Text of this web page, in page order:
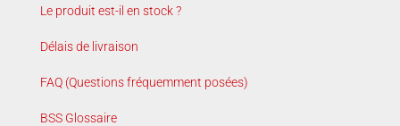
Le produit est-il en stock ?
Délais de livraison
FAQ (Questions fréquemment posées)
BSS Glossaire